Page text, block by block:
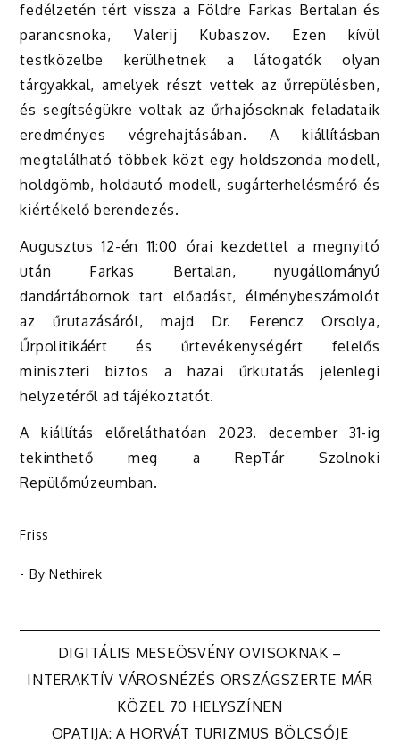
fedélzetén tért vissza a Földre Farkas Bertalan és
parancsnoka, Valerij Kubaszov. Ezen kívül
testközelbe kerülhetnek a látogatók olyan
tárgyakkal, amelyek részt vettek az űrrepülésben,
és segítségükre voltak az űrhajósoknak feladataik
eredményes végrehajtásában. A kiállításban
megtalálható többek közt egy holdszonda modell,
holdgömb, holdautó modell, sugárterhelésmérő és
kiértékelő berendezés.
Augusztus 12-én 11:00 órai kezdettel a megnyitó
után Farkas Bertalan, nyugállományú
dandártábornok tart előadást, élménybeszámolót
az űrutazásáról, majd Dr. Ferencz Orsolya,
Űrpolitikáért és űrtevékenységért felelős
miniszteri biztos a hazai űrkutatás jelenlegi
helyzetéről ad tájékoztatót.
A kiállítás előreláthatóan 2023. december 31-ig
tekinthető meg a RepTár Szolnoki
Repülőmúzeumban.
Friss
- By Nethirek
Bejegyzés
navigáció
DIGITÁLIS MESEÖSVÉNY OVISOKNAK –
INTERAKTÍV VÁROSNÉZÉS ORSZÁGSZERTE MÁR
KÖZEL 70 HELYSZÍNEN
OPATIJA: A HORVÁT TURIZMUS BÖLCSŐJE